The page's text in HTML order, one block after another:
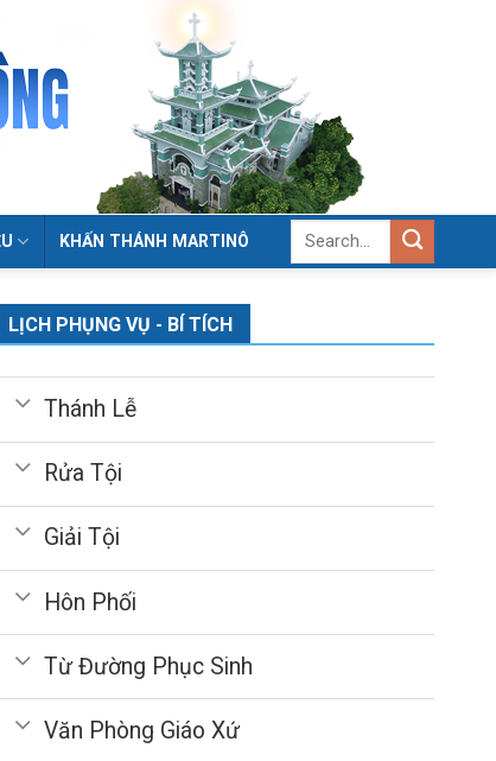
KHẤN THÁNH MARTINÔ
LỊCH PHỤNG VỤ - BÍ TÍCH
Thánh Lễ
Rửa Tội
Giải Tội
Hôn Phối
Từ Đường Phục Sinh
Văn Phòng Giáo Xứ